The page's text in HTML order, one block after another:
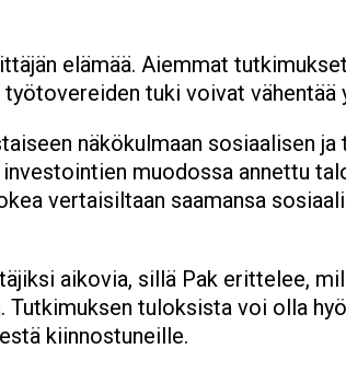
elämää. Aiemmat
tuki voivat vähentää
näkökulmaan sosiaalisen ja
muodossa annettu
vertaisiltaan saamansa
aikovia, sillä Pak erittelee,
Tutkimuksen tuloksista voi olla
kiinnostuneille.